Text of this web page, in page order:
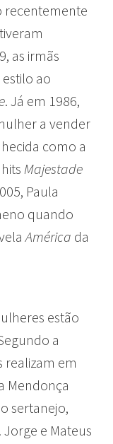
recentemente
as irmãs
ao
. Já em 1986,
a vender
como a
Majestade
Paula
quando
América da
estão
a
realizam em
Mendonça
sertanejo,
e Mateus